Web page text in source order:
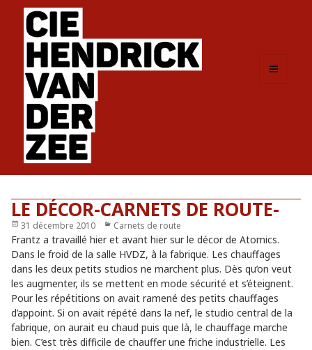
LE DÉCOR-CARNETS DE ROUTE-
Publié
le
31 décembre 2010 Catégories
Carnets de route
Frantz a travaillé hier et avant hier sur le décor de Atomics.
Dans le froid de la salle HVDZ, à la fabrique. Les chauffages
dans les deux petits studios ne marchent plus. Dès qu’on veut
les augmenter, ils se mettent en mode sécurité et s’éteignent.
Pour les répétitions on avait ramené des petits chauffages
d’appoint. Si on avait répété dans la nef, le studio central de la
fabrique, on aurait eu chaud puis que là, le chauffage marche
bien. C’est très difficile de chauffer une friche industrielle. Les